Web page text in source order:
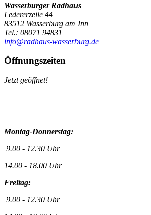
Wasserburger Radhaus
Ledererzeile 44
83512 Wasserburg am Inn
Tel.: 08071 94831
info@radhaus-wasserburg.de
Öffnungszeiten
Jetzt geöffnet!
Montag-Donnerstag:
9.00 - 12.30 Uhr
14.00 - 18.00 Uhr
Freitag:
9.00 - 12.30 Uhr